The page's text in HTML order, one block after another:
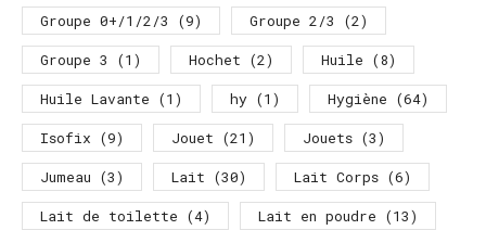
Groupe 0+/1/2/3
(9) Groupe 2/3
(2)
Groupe 3
(1) Hochet (2) Huile (8)
Huile Lavante (1) hy (1) Hygiène (64)
Isofix (9) Jouet (21) Jouets (3)
Jumeau (3) Lait (30) Lait Corps (6)
Lait de toilette (4) Lait en poudre (13)